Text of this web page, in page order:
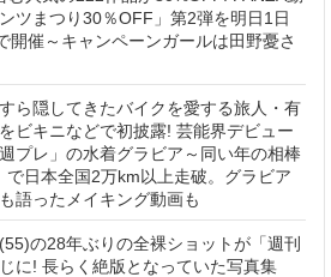
ツまつり30％OFF」第2弾を明日1日
開催～キャンペーンガールは田野憂さ
ら隠してきたバイクを愛する旅人・有
ビキニなどで初披露! 芸能界デビュー
プレ」の水着グラビア～同い年の相棒
で日本全国2万km以上走破。グラビア
語ったメイキング動画も
の28年ぶりの全裸ショットが「週刊
に! 長らく絶版となっていた写真集